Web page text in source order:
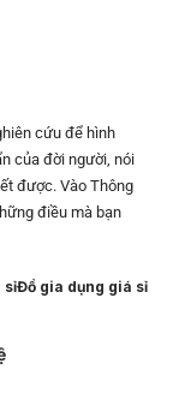
cứu để hình
của đời người, nói
được. Vào Thông
điều mà bạn
sỉĐồ gia dụng giá sỉ